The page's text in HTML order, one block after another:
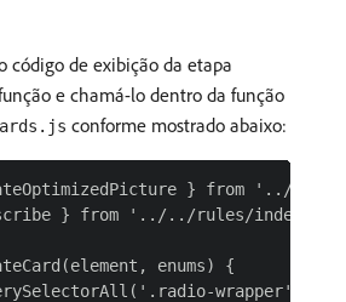
código de exibição da etapa
e chamá-lo dentro da função
conforme mostrado abaixo:
} from '../../
} from '../../rules/
enums) {